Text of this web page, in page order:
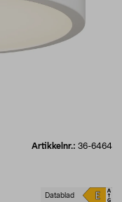
Artikkelnr.: 36-6464
Datablad